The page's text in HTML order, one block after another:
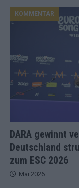
DARA gewinnt
Deutschland
zum ESC 2026
KOMMENTAR
Mai 2026